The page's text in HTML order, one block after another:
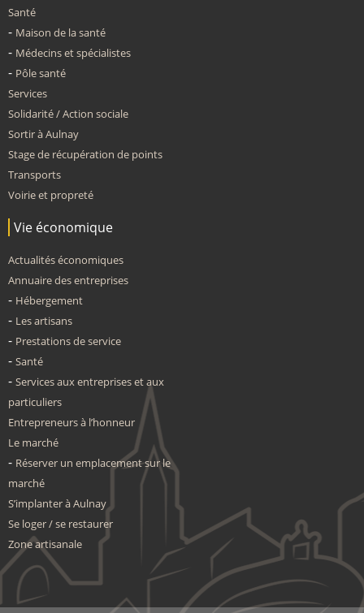
Santé
Maison de la santé
Médecins et spécialistes
Pôle santé
Services
Solidarité / Action sociale
Sortir à Aulnay
Stage de récupération de points
Transports
Voirie et propreté
Vie économique
Actualités économiques
Annuaire des entreprises
Hébergement
Les artisans
Prestations de service
Santé
Services aux entreprises et aux
particuliers
Entrepreneurs à l’honneur
Le marché
Réserver un emplacement sur le
marché
S’implanter à Aulnay
Se loger / se restaurer
Zone artisanale